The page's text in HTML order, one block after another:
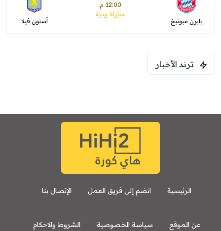
بايرن ميونيخ
12:00 م
مباراة ودية
أستون فيلا
ترند الأخبار
الرئيسية انضم إلى فريق العمل الإتصال بنا
عن الموقع سياسة الخصوصية الشروط والاحكام